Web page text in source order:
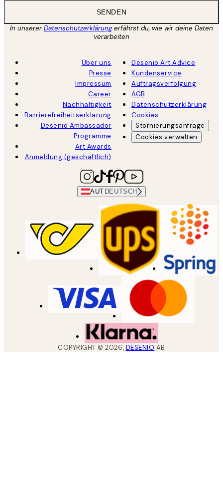
SENDEN
In unsererDatenschutzerklärungerfährst du, wie wir deine Daten
verarbeiten
Über uns
Presse
Impressum
Career
Nachhaltigkeit
Barrierefreiheitserklärung
Desenio Ambassador
Programme
Art Awards
Anmeldung (geschäftlich)
Desenio Art Advice
Kundenservice
Auftragsverfolgung
AGB
Datenschutzerklärung
Cookies
Stornierungsanfrage
Cookies verwalten
AUT DEUTSCH
COPYRIGHT ©2026, DESENIO AB